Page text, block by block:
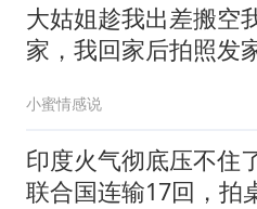
大姑姐趁我出差搬空
家，我回家后拍照发
小蜜情感说
印度火气彻底压不住
联合国连输17回，拍